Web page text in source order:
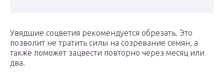
Увядшие соцветия рекомендуется обрезать. Это
позволит не тратить силы на созревание семян, а
также поможет зацвести повторно через месяц или
два.